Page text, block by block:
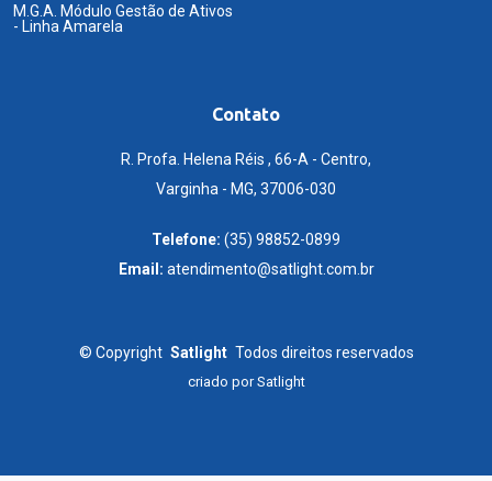
M.G.A. Módulo Gestão de Ativos
- Linha Amarela
Contato
R. Profa. Helena Réis , 66-A - Centro,
Varginha - MG, 37006-030
Telefone: (35) 98852-0899
Email: atendimento@satlight.com.br
© Copyright Satlight Todos direitos reservados
criado porSatlight